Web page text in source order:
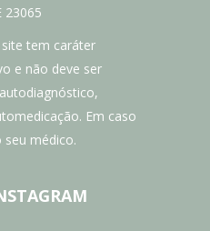
23065
tem caráter
e não deve ser
Em caso
seu médico.